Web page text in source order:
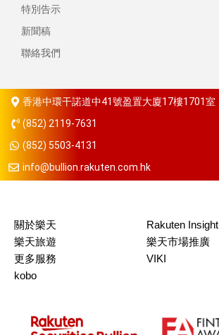
特別告示
新聞稿
聯絡我們
香港中環干諾道中41號盈置大廈17樓1701室
(852) 2119-7631
(852) 5503-4131
info@bullion.rakuten.com.hk
關於樂天
Rakuten Insight
樂天旅遊
樂天市場推廣
更多服務
VIKI
kobo